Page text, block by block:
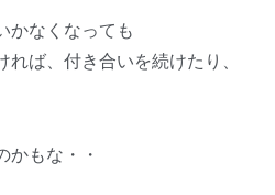
かなくなっても
ば、付き合いを続けたり、
かもな・・